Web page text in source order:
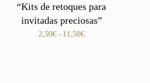
“Kits de retoques para
invitadas preciosas”
2,50€ - 11,50€Rango